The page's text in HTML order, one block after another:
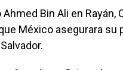
Bin Ali en
México asegurara su